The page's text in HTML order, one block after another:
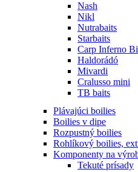
Nash
Nikl
Nutrabaits
Starbaits
Carp Inferno
Haldorádó
Mivardi
Cralusso mini
TB baits
Plávajúci boilies
Boilies v dipe
Rozpustný boilies
Rohlíkový boilies,
Komponenty na
Tekuté prísady